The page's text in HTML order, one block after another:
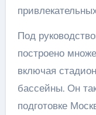
Под
построено
включая
бассейны. Он
подготовке